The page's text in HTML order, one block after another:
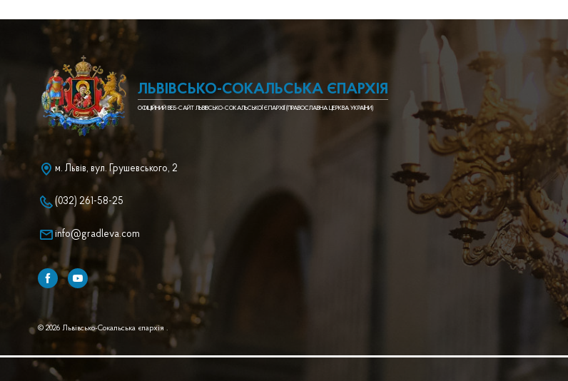
ЛЬВІВСЬКО-СОКАЛЬСЬКА ЄПАРХІЯ
ОФІЦІЙНИЙ ВЕБ-САЙТ ЛЬВІВСЬКО-СОКАЛЬСЬКОЇ ЄПАРХІЇ (ПРАВОСЛАВНА ЦЕРКВА УКРАЇНИ)
м. Львів, вул. Грушевського, 2
(032) 261-58-25
info@gradleva.com
© 2026 Львівсько-Сокальська єпархія .